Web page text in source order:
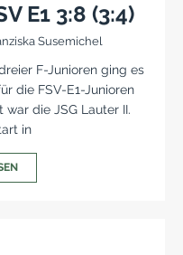
E1 3:8 (3:4)
Susemichel
F-Junioren ging es
die FSV-E1-Junioren
war die JSG Lauter II.
in